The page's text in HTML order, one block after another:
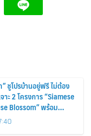
” ชูโปรบ้านอยู่ฟรี ไม่ต้อง
ะ 2 โครงการ “Siamese
Blossom” พร้อม
เศษถึง 31 สิงหาคม